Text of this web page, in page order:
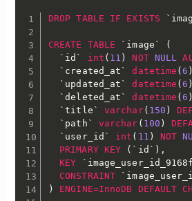
DROP TABLE IF EXISTS `
CREATE TABLE ` image `
(
` id ` int ( 11 ) NOT NULL
` created_at ` datetime (6 )
` updated_at ` datetime (6 )
`deleted_at ` datetime (6 )
`title ` varchar( 150 )
` path ` varchar ( 100 )
` user_id ` int ( 11 ) NOT
PRIMARY KEY ( ` id ` ) ,
KEY
`
CONSTRAINT
`
)
ENGINE=InnoDB DEFAULT